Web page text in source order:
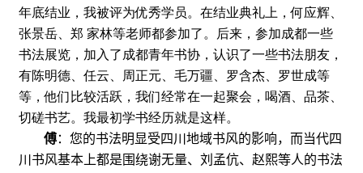
年底结业，我被评为优秀学员。在结业典礼上，何应辉、
张景岳、郑 家林等老师都参加了。后来，参加成都一些
书法展览，加入了成都青年书协，认识了一些书法朋友，
有陈明德、任云、周正元、毛万疆、罗含杰、罗世成等
等，他们比较活跃，我们经常在一起聚会，喝酒、品茶、
切磋书艺。我最初学书经历就是这样。
傅：您的书法明显受四川地域书风的影响，而当代四
川书风基本上都是围绕谢无量、刘孟伉、赵熙等人的书法